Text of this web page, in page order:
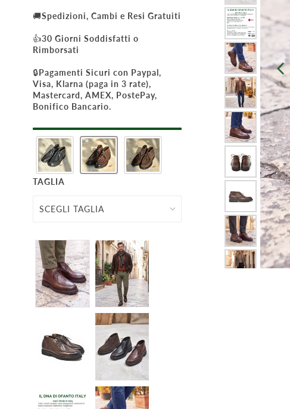
🚚Spedizioni, Cambi e Resi Gratuiti
👍30 Giorni Soddisfatti o
Rimborsati
🔒Pagamenti Sicuri con Paypal,
Visa, Klarna (paga in 3 rate),
Mastercard, AMEX, PostePay,
Bonifico Bancario.
TAGLIA